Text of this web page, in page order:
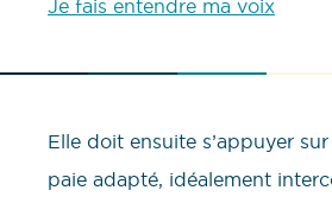
Je fais entendre ma voix
Elle doit ensuite s’appuyer
paie adapté, idéalement